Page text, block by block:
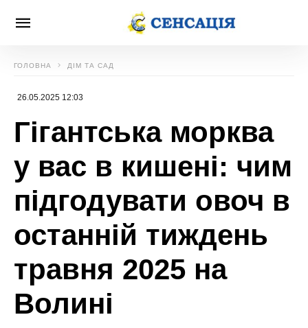
ГОЛОВНА ДІМ ТА САД
26.05.2025 12:03
Гігантська морква
у вас в кишені: чим
підгодувати овоч в
останній тиждень
травня 2025 на
Волині